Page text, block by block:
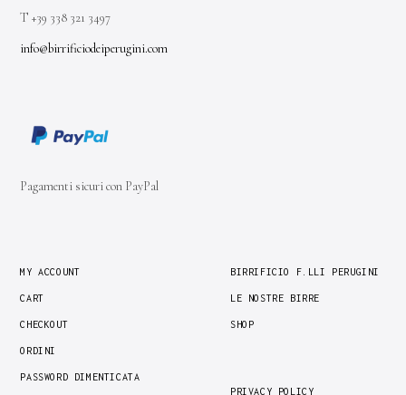
T +39 338 321 3497
info@birrificiodeiperugini.com
Pagamenti sicuri con PayPal
MY ACCOUNT
CART
CHECKOUT
ORDINI
PASSWORD DIMENTICATA
BIRRIFICIO F.LLI PERUGINI
LE NOSTRE BIRRE
SHOP
PRIVACY POLICY